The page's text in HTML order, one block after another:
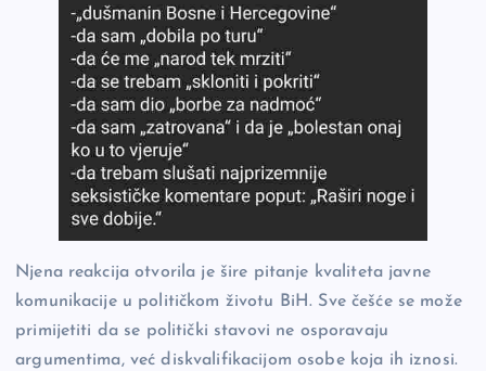
Njena reakcija otvorila je šire pitanje kvaliteta javne
komunikacije u političkom životu BiH. Sve češće se može
primijetiti da se politički stavovi ne osporavaju
argumentima, već diskvalifikacijom osobe koja ih iznosi.